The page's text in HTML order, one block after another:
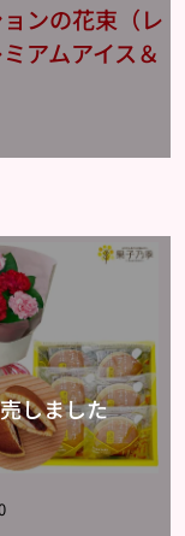
ンの花束（レ
アムアイス＆